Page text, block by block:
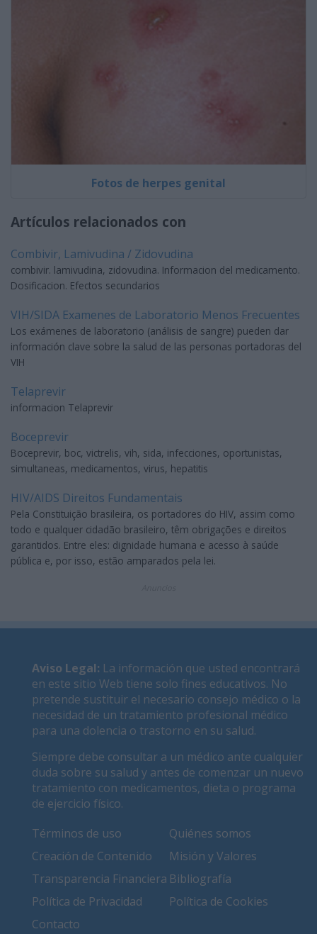
Fotos de herpes genital
Artículos relacionados con
Combivir, Lamivudina / Zidovudina
combivir. lamivudina, zidovudina. Informacion del medicamento.
Dosificacion. Efectos secundarios
VIH/SIDA Examenes de Laboratorio Menos Frecuentes
Los exámenes de laboratorio (análisis de sangre) pueden dar
información clave sobre la salud de las personas portadoras del
VIH
Telaprevir
informacion Telaprevir
Boceprevir
Boceprevir, boc, victrelis, vih, sida, infecciones, oportunistas,
simultaneas, medicamentos, virus, hepatitis
HIV/AIDS Direitos Fundamentais
Pela Constituição brasileira, os portadores do HIV, assim como
todo e qualquer cidadão brasileiro, têm obrigações e direitos
garantidos. Entre eles: dignidade humana e acesso à saúde
pública e, por isso, estão amparados pela lei.
Aviso Legal: La información que usted encontrará
en este sitio Web tiene solo fines educativos. No
pretende sustituir el necesario consejo médico o la
necesidad de un tratamiento profesional médico
para una dolencia o trastorno en su salud.
Siempre debe consultar a un médico ante cualquier
duda sobre su salud y antes de comenzar un nuevo
tratamiento con medicamentos, dieta o programa
de ejercicio físico.
Términos de uso
Quiénes somos
Creación de Contenido
Misión y Valores
Transparencia Financiera Bibliografía
Política de Privacidad
Política de Cookies
Contacto